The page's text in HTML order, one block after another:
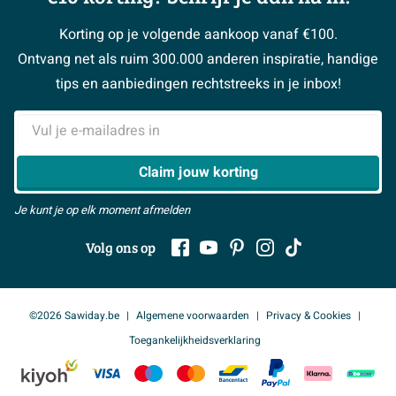
Reviewbeleid
> Naar de klantenservice
Klustips
Klusadvies
> Alle adviesmogelijkheden
Magazine
#MySawiday
> Naar inspiratie
Vacatures
Sawiday PRO
BeCommerce
Samenwerken
> Alles over showrooms
Korting op je volgende aankoop vanaf €100.
Ontvang net als ruim 300.000 anderen inspiratie, handige
tips en aanbiedingen rechtstreeks in je inbox!
E-mailadres
Claim jouw korting
Je kunt je op elk moment afmelden
Volg ons op
©2026 Sawiday.be Algemene voorwaarden
Privacy & Cookies
Toegankelijkheidsverklaring